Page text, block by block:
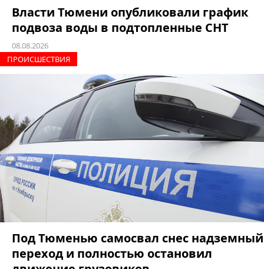
Власти Тюмени опубликовали график
подвоза воды в подтопленные СНТ
08.08.2026
ПРОИCШЕСТВИЯ
Под Тюменью самосвал снес надземный
переход и полностью остановил